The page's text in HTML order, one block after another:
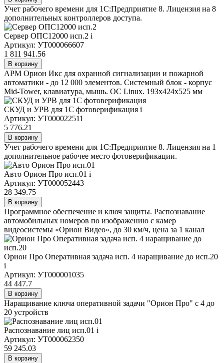
Учет рабочего времени для 1С:Предприятие 8. Лицензия на 8
дополнительных контроллеров доступа.
Сервер ОПС12000 исп.2 i
Артикул: УТ000066607
1 811 941.56
В корзину
АРМ Орион Икс для охранной сигнализации и пожарной
автоматики - до 12 000 элементов. Системный блок - корпус
Mid-Tower, клавиатура, мышь. ОС Linux. 193х424х525 мм
СКУД и УРВ для 1С фотоверификация i
Артикул: УТ000022511
5 776.21
В корзину
Учет рабочего времени для 1С:Предприятие 8. Лицензия на 1
дополнительное рабочее место фотоверификации.
Авто Орион Про исп.01 i
Артикул: УТ000052443
28 349.75
В корзину
Программное обеспечение и ключ защиты. Распознавание
автомобильных номеров по изображению с камер
видеосистемы «Орион Видео», до 30 км/ч, цена за 1 канал
Орион Про Оперативная задача исп. 4 наращивание до исп.20
i
Артикул: УТ000001035
44 447.7
В корзину
Наращивание ключа оперативной задачи "Орион Про" с 4 до
20 устройств
Распознавание лиц исп.01 i
Артикул: УТ000062350
59 245.03
В корзину